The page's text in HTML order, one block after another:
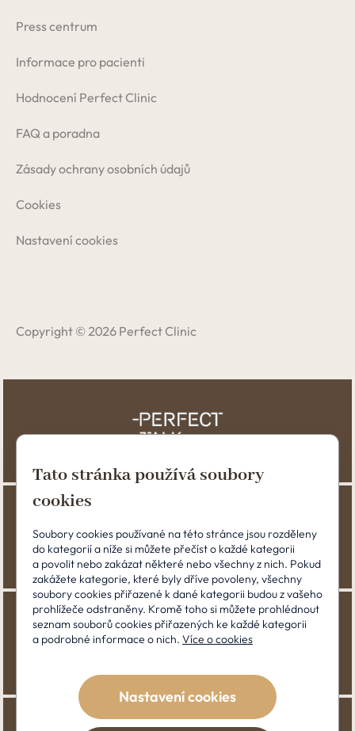
Press centrum
Informace pro pacienti
Hodnocení Perfect Clinic
FAQ a poradna
Zásady ochrany osobních údajů
Cookies
Nastavení cookies
Copyright © 2026 Perfect Clinic
Tato stránka používá soubory
cookies
Soubory cookies používané na této stránce jsou rozděleny
do kategorií a níže si můžete přečíst o každé kategorii
a povolit nebo zakázat některé nebo všechny z nich. Pokud
zakážete kategorie, které byly dříve povoleny, všechny
soubory cookies přiřazené k dané kategorii budou z vašeho
prohlížeče odstraněny. Kromě toho si můžete prohlédnout
seznam souborů cookies přiřazených ke každé kategorii
a podrobné informace o nich. Více o cookies
Nastavení cookies